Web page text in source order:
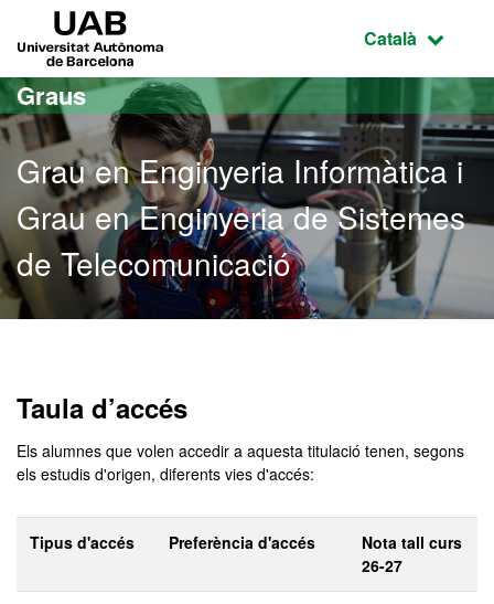
Ves al contingut principal
Ves a la navegació de la pàgina
Idioma
Català
Graus
Grau en Enginyeria Informàtica i
Grau en Enginyeria de Sistemes
de Telecomunicació
Taula d’accés
Els alumnes que volen accedir a aquesta titulació tenen, segons
els estudis d'origen, diferents vies d'accés:
Tipus d'accés Preferència d'accés
Nota tall curs
26-27